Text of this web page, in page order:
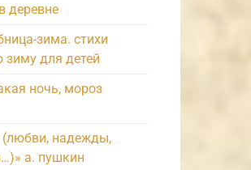
деревне
зима. стихи
зиму для детей
ночь, мороз
(любви, надежды,
а. пушкин